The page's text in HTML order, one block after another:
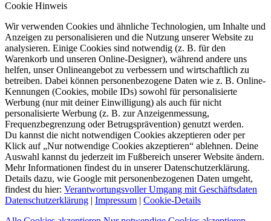
Cookie Hinweis
Wir verwenden Cookies und ähnliche Technologien, um Inhalte und
Anzeigen zu personalisieren und die Nutzung unserer Website zu
analysieren. Einige Cookies sind notwendig (z. B. für den
Warenkorb und unseren Online-Designer), während andere uns
helfen, unser Onlineangebot zu verbessern und wirtschaftlich zu
betreiben. Dabei können personenbezogene Daten wie z. B. Online-
Kennungen (Cookies, mobile IDs) sowohl für personalisierte
Werbung (nur mit deiner Einwilligung) als auch für nicht
personalisierte Werbung (z. B. zur Anzeigenmessung,
Frequenzbegrenzung oder Betrugsprävention) genutzt werden.
Du kannst die nicht notwendigen Cookies akzeptieren oder per
Klick auf „Nur notwendige Cookies akzeptieren“ ablehnen. Deine
Auswahl kannst du jederzeit im Fußbereich unserer Website ändern.
Mehr Informationen findest du in unserer Datenschutzerklärung.
Details dazu, wie Google mit personenbezogenen Daten umgeht,
findest du hier: Verantwortungsvoller Umgang mit Geschäftsdaten
Datenschutzerklärung | Impressum | Cookie-Details